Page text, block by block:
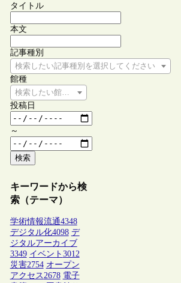
タイトル
本文
記事種別
検索したい記事種別を選択してください
館種
検索したい館種を選択してください
投稿日
～
検索
キーワードから検
索（テーマ）
学術情報流通4348
デジタル化4098 デ
ジタルアーカイブ
3349 イベント 3012
災害2754 オープン
アクセス2678 電子